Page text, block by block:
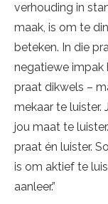
verhouding in
maak, is om te
beteken. In die
negatiewe impak
praat dikwels –
mekaar te
jou maat te
praat én luister.
is om aktief te
aanleer.”